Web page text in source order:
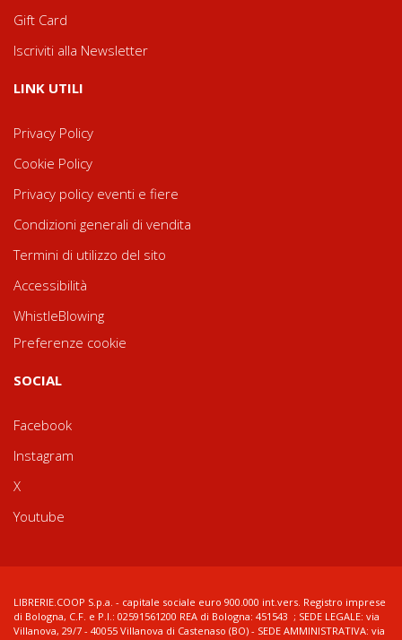
Gift Card
Iscriviti alla Newsletter
LINK UTILI
Privacy Policy
Cookie Policy
Privacy policy eventi e fiere
Condizioni generali di vendita
Termini di utilizzo del sito
Accessibilità
WhistleBlowing
Preferenze cookie
SOCIAL
Facebook
Instagram
X
Youtube
LIBRERIE.COOP S.p.a. - capitale sociale euro 900.000 int.vers. Registro imprese
di Bologna, C.F. e P.I.: 02591561200 REA di Bologna: 451543 ; SEDE LEGALE: via
Villanova, 29/7 - 40055 Villanova di Castenaso (BO) - SEDE AMMINISTRATIVA: via